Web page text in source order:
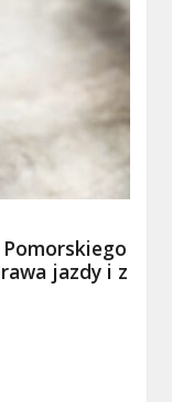
jazdy i z